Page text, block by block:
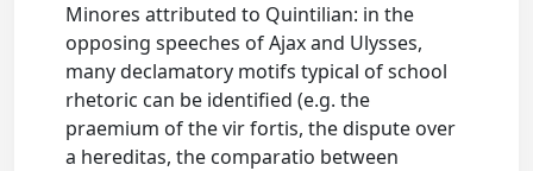
Minores attributed to Quintilian: in the
opposing speeches of Ajax and Ulysses,
many declamatory motifs typical of school
rhetoric can be identified (e.g. the
praemium of the vir fortis, the dispute over
a hereditas, the comparatio between